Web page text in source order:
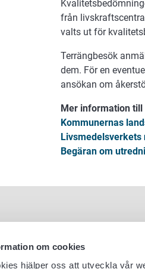
om cookies
hjälper oss att utveckla vår
från
valts ut för
Terrängbesök
dem. För en
ansökan om
Mer information
Kommunernas
Begäran om